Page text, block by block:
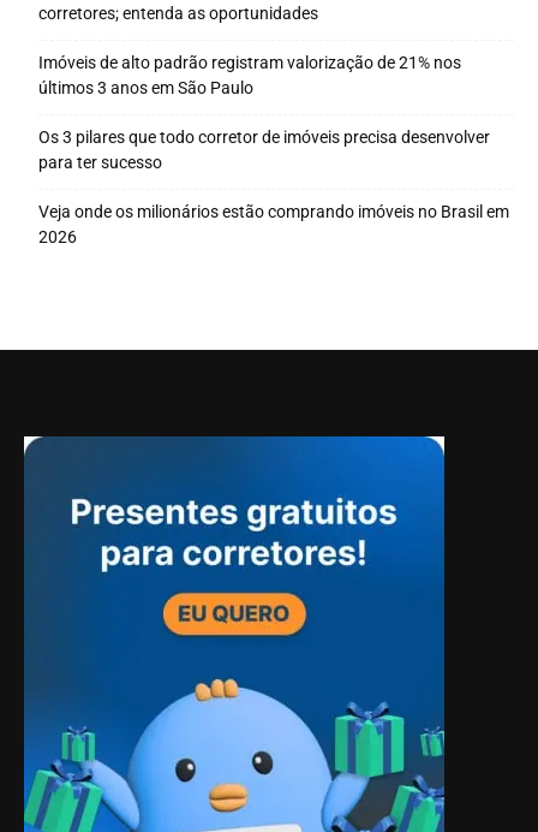
corretores; entenda as oportunidades
Imóveis de alto padrão registram valorização de 21% nos
últimos 3 anos em São Paulo
Os 3 pilares que todo corretor de imóveis precisa desenvolver
para ter sucesso
Veja onde os milionários estão comprando imóveis no Brasil em
2026